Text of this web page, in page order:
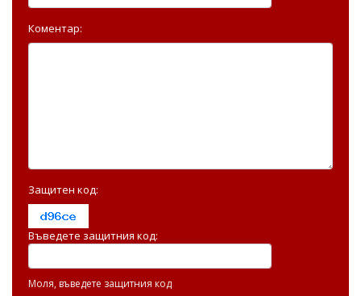
Коментар:
Защитен код:
Въведете защитния код:
Моля, въведете защитния код